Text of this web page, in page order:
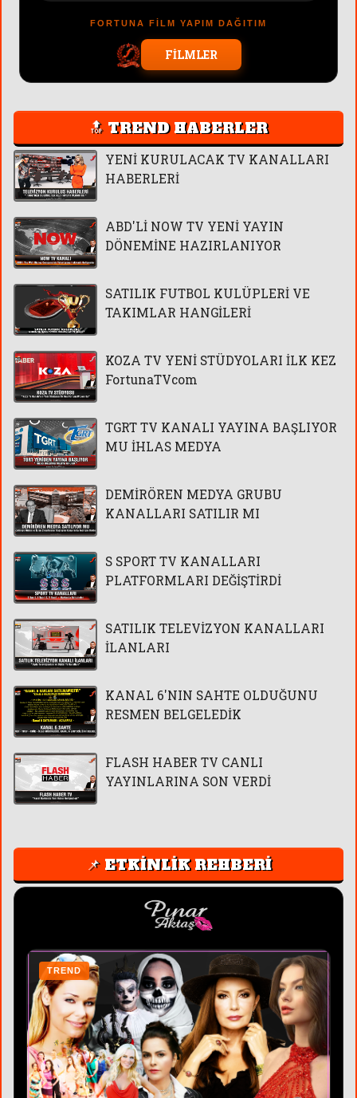
FORTUNA FİLM YAPIM DAĞITIM
FİLMLER
🔝 TREND HABERLER
YENİ KURULACAK TV KANALLARI
HABERLERİ
ABD'Lİ NOW TV YENİ YAYIN
DÖNEMİNE HAZIRLANIYOR
SATILIK FUTBOL KULÜPLERİ VE
TAKIMLAR HANGİLERİ
KOZA TV YENİ STÜDYOLARI İLK KEZ
FortunaTVcom
TGRT TV KANALI YAYINA BAŞLIYOR
MU İHLAS MEDYA
DEMİRÖREN MEDYA GRUBU
KANALLARI SATILIR MI
S SPORT TV KANALLARI
PLATFORMLARI DEĞİŞTİRDİ
SATILIK TELEVİZYON KANALLARI
İLANLARI
KANAL 6'NIN SAHTE OLDUĞUNU
RESMEN BELGELEDİK
FLASH HABER TV CANLI
YAYINLARINA SON VERDİ
📌 ETKİNLİK REHBERİ
TREND